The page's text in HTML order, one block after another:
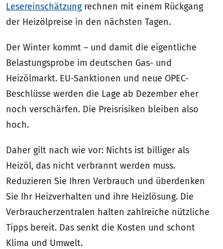
Lesereinschätzungrechnen mit einem Rückgang
der Heizölpreise in den nächsten Tagen.
Der Winter kommt – und damit die eigentliche
Belastungsprobe im deutschen Gas- und
Heizölmarkt. EU-Sanktionen und neue OPEC-
Beschlüsse werden die Lage ab Dezember eher
noch verschärfen. Die Preisrisiken bleiben also
hoch.
Daher gilt nach wie vor: Nichts ist billiger als
Heizöl, das nicht verbrannt werden muss.
Reduzieren Sie Ihren Verbrauch und überdenken
Sie Ihr Heizverhalten und ihre Heizlösung. Die
Verbraucherzentralen halten zahlreiche nützliche
Tipps bereit. Das senkt die Kosten und schont
Klima und Umwelt.